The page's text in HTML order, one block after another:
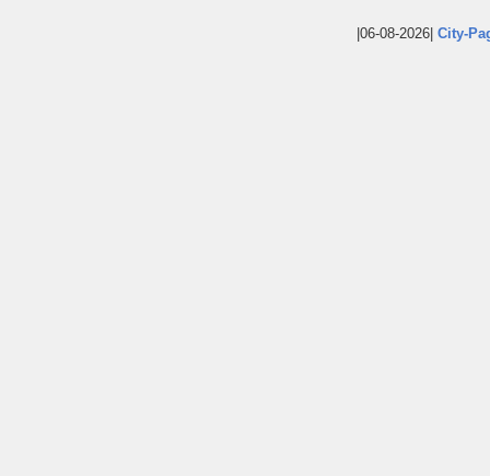
|06-08-2026| City-